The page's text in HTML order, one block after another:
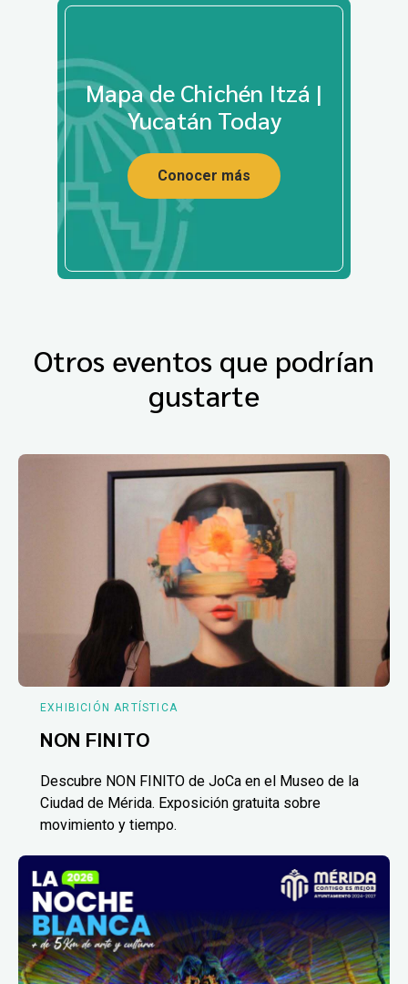
Mapa de Chichén Itzá |
Yucatán Today
Conocer más
Otros eventos que podrían
gustarte
EXHIBICIÓN ARTÍSTICA
NON FINITO
Descubre NON FINITO de JoCa en el Museo de la
Ciudad de Mérida. Exposición gratuita sobre
movimiento y tiempo.